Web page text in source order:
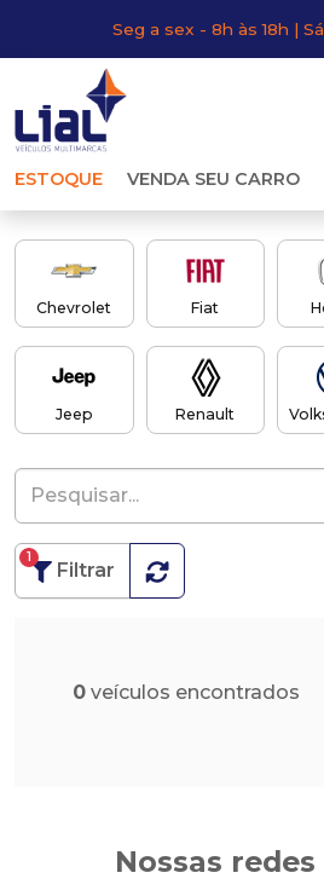
Seg a sex - 8h às 18h |
ESTOQUE VENDA SEU CARRO
Chevrolet Fiat
Jeep Renault
Filtrar
1
0 veículos encontrados
Nossas